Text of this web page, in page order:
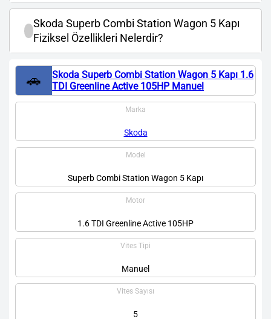
Skoda Superb Combi Station Wagon 5 Kapı
Fiziksel Özellikleri Nelerdir?
🚗
Skoda Superb Combi Station Wagon 5 Kapı 1.6
TDI Greenline Active 105HP Manuel
Marka
Skoda
Model
Superb Combi Station Wagon 5 Kapı
Motor
1.6 TDI Greenline Active 105HP
Vites Tipi
Manuel
Vites Sayısı
5